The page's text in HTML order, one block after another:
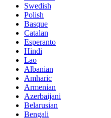
Swedish
Polish
Basque
Catalan
Esperanto
Hindi
Lao
Albanian
Amharic
Armenian
Azerbaijani
Belarusian
Bengali